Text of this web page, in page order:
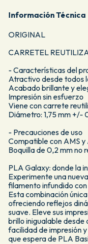
Información Técnica
ORIGINAL
CARRETEL
- Características del
Atractivo desde todos
Acabado brillante y
Impresión sin esfuerzo
Viene con carrete
Diámetro: 1,75 mm +/-
- Precauciones de uso
Compatible con AMS y
Boquilla de 0,2 mm no
PLA Galaxy: donde la
Experimente una
filamento infundido
Esta combinación
ofreciendo reflejos
suave. Eleve sus
brillo inigualable desde
facilidad de impresión
que espera de PLA